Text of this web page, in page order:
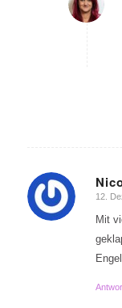
12.
Mit